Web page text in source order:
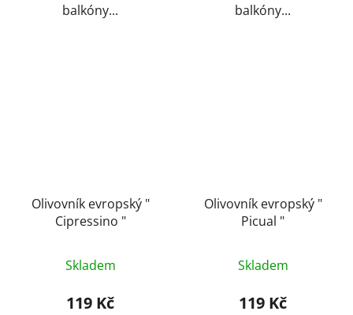
balkóny...
balkóny...
Olivovník evropský "
Cipressino "
Skladem
119 Kč
Olivovník evropský "
Picual "
Skladem
119 Kč